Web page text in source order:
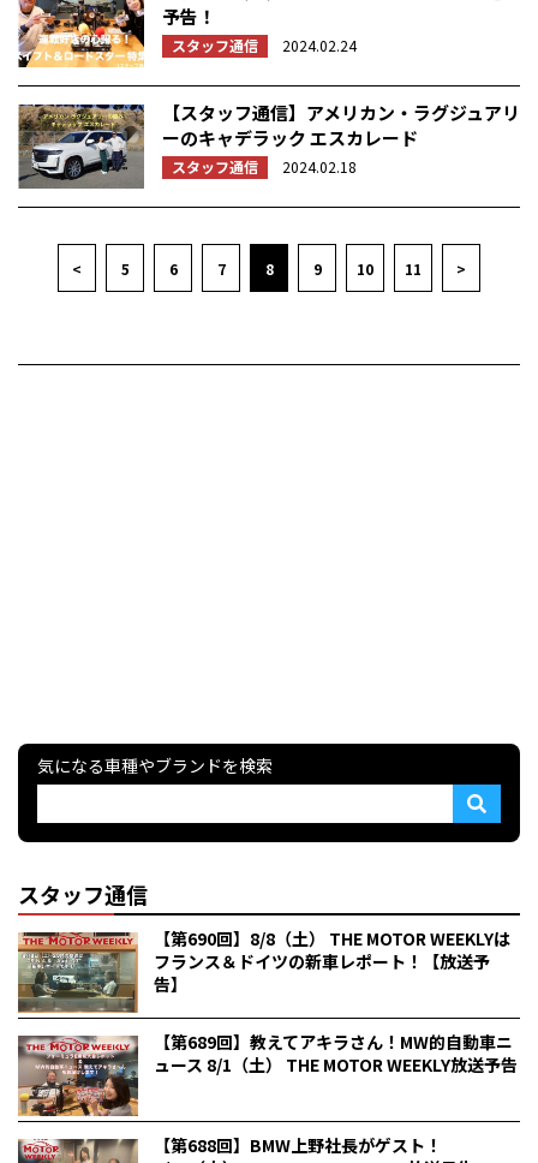
予告！
スタッフ通信 2024.02.24
【スタッフ通信】アメリカン・ラグジュアリ
ーのキャデラック エスカレード
スタッフ通信 2024.02.18
< 5 6 7 8 9 10 11 >
気になる車種やブランドを検索
スタッフ通信
【第690回】8/8（土） THE MOTOR WEEKLYは
フランス＆ドイツの新車レポート！【放送予
告】
【第689回】教えてアキラさん！MW的自動車ニ
ュース 8/1（土） THE MOTOR WEEKLY放送予告
【第688回】BMW上野社長がゲスト！